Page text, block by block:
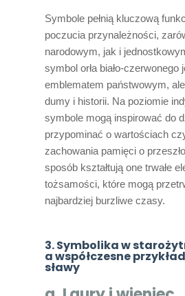
Symbole pełnią kluczową
poczucia przynależności,
narodowym, jak i
symbol orła biało-czerwonego
emblematem państwowym,
dumy i historii. Na poziomie
symbole mogą inspirować do
przypominać o wartościach
zachowania pamięci o
sposób kształtują one trwałe
tożsamości, które mogą
najbardziej burzliwe czasy.
3. Symbolika w
a współczesne
sławy